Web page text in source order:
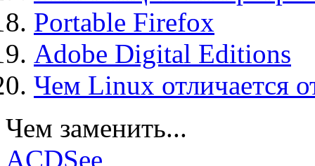
Portable Firefox
Adobe Digital Editions
Чем Linux отличается
Чем заменить...
ACDSee